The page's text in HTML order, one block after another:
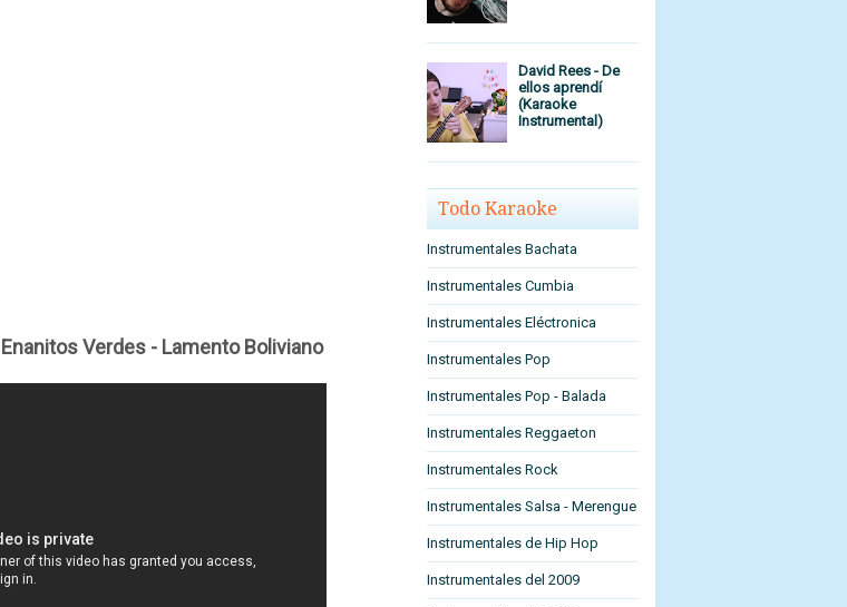
Enanitos Verdes - Lamento Boliviano
David Rees - De
ellos aprendí
(Karaoke
Instrumental)
Todo Karaoke
Instrumentales Bachata
Instrumentales Cumbia
Instrumentales Eléctronica
Instrumentales Pop
Instrumentales Pop - Balada
Instrumentales Reggaeton
Instrumentales Rock
Instrumentales Salsa - Merengue
Instrumentales de Hip Hop
Instrumentales del 2009